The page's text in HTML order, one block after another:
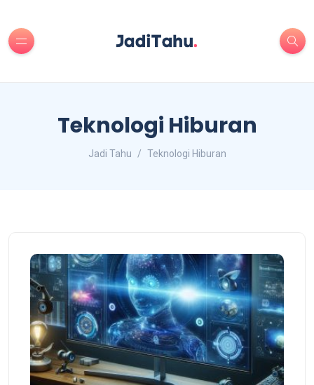
Teknologi Hiburan
Jadi Tahu Teknologi Hiburan